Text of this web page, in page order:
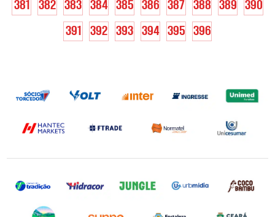
381
382 383 384 385 386 387 388 389
390
391
392 393 394 395 396